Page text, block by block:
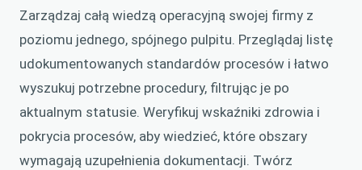
Zarządzaj całą wiedzą operacyjną swojej firmy z
poziomu jednego, spójnego pulpitu. Przeglądaj listę
udokumentowanych standardów procesów i łatwo
wyszukuj potrzebne procedury, filtrując je po
aktualnym statusie. Weryfikuj wskaźniki zdrowia i
pokrycia procesów, aby wiedzieć, które obszary
wymagają uzupełnienia dokumentacji. Twórz